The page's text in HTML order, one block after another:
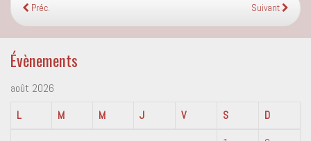
Préc. Suivant
Évènements
août 2026
L
M M J V S
D